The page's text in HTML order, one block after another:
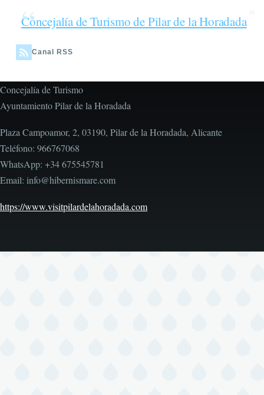
Concejalía de Turismo de Pilar de la Horadada
Canal RSS
Concejalía de Turismo
Ayuntamiento Pilar de la Horadada
Plaza Campoamor, 2, 03190, Pilar de la Horadada, Alicante
Teléfono: 966767068
WhatsApp: +34 675545781
Email: info@hibernismare.com
https://www.visitpilardelahoradada.com